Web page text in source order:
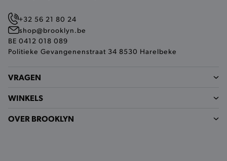
+32 56 21 80 24
shop@brooklyn.be
BE 0412 018 089
Politieke Gevangenenstraat 34 8530 Harelbeke
VRAGEN
WINKELS
OVER BROOKLYN
mage-messages
CookieScriptConsent
CookieScript